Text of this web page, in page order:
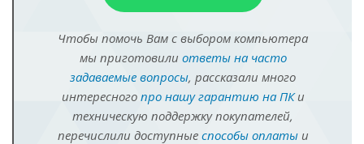
Чтобы помочь Вам с выбором компьютера
мы приготовили ответы на часто
задаваемые вопросы, рассказали много
интересного про нашу гарантию на ПКи
техническую поддержку покупателей,
перечислили доступные способы оплатыи